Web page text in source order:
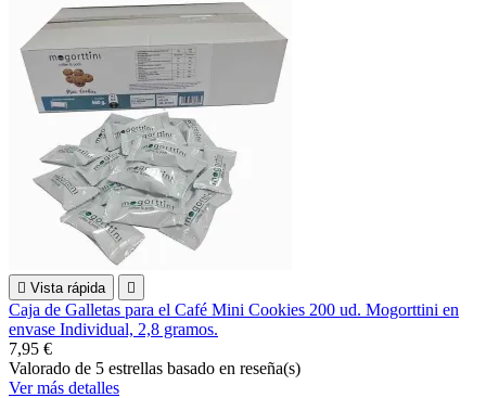
 Vista rápida 
Caja de Galletas para el Café Mini Cookies 200 ud. Mogorttini en
envase Individual, 2,8 gramos.
7,95 €
Valorado de 5 estrellas basado en reseña(s)
Ver más detalles